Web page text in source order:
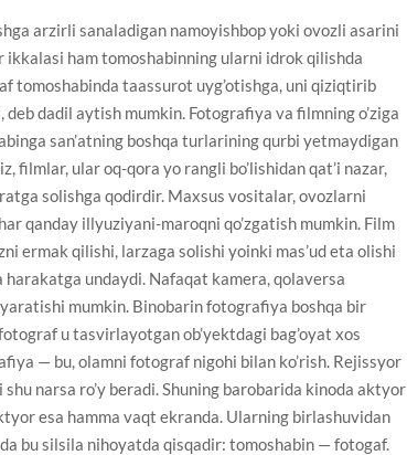
arzirli sanaladigan namoyishbop yoki ovozli asarini
ham tomoshabinning ularni idrok qilishda
taassurot uyg’otishga, uni qiziqtirib
dadil aytish mumkin. Fotografiya va filmning o’ziga
san’atning boshqa turlarining qurbi yetmaydigan
ular oq-qora yo rangli bo’lishidan qat’i nazar,
solishga qodirdir. Maxsus vositalar, ovozlarni
qanday illyuziyani-maroqni qo’zgatish mumkin. Film
ermak qilishi, larzaga solishi yoinki mas’ud eta olishi
harakatga undaydi. Nafaqat kamera, qolaversa
mumkin. Binobarin fotografiya boshqa bir
u tasvirlayotgan ob’yektdagi bag’oyat xos
— bu, olamni fotograf nigohi bilan ko’rish. Rejissyor
narsa ro’y beradi. Shuning barobarida kinoda aktyor
esa hamma vaqt ekranda. Ularning birlashuvidan
bu silsila nihoyatda qisqadir: tomoshabin — fotogaf.